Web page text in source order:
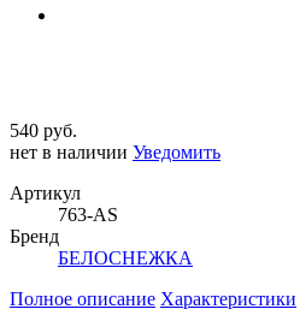
540 руб.
нет в наличии Уведомить
Артикул
763-AS
Бренд
БЕЛОСНЕЖКА
Полное описание Характеристики